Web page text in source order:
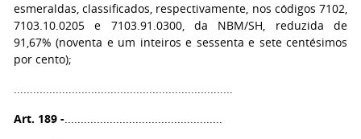
esmeraldas, classificados, respectivamente, nos códigos 7102,
7103.10.0205 e 7103.91.0300, da NBM/SH, reduzida de
91,67% (noventa e um inteiros e sessenta e sete centésimos
por cento);
....................................................................
Art. 189 -.................................................